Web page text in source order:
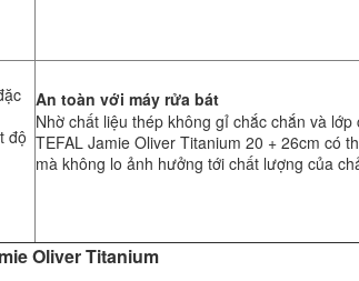
độ
An toàn với máy rửa bát
Nhờ chất liệu thép không gỉ chắc chắn và
TEFAL Jamie Oliver Titanium 20 + 26cm có
mà không lo ảnh hưởng tới chất lượng của
Oliver Titanium